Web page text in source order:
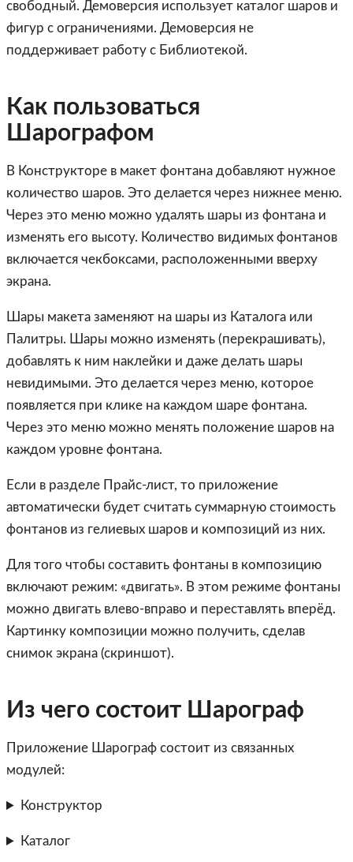
свободный. Демоверсия использует каталог шаров и
фигур с ограничениями. Демоверсия не
поддерживает работу с Библиотекой.
Как пользоваться
Шарографом
В Конструкторе в макет фонтана добавляют нужное
количество шаров. Это делается через нижнее меню.
Через это меню можно удалять шары из фонтана и
изменять его высоту. Количество видимых фонтанов
включается чекбоксами, расположенными вверху
экрана.
Шары макета заменяют на шары из Каталога или
Палитры. Шары можно изменять (перекрашивать),
добавлять к ним наклейки и даже делать шары
невидимыми. Это делается через меню, которое
появляется при клике на каждом шаре фонтана.
Через это меню можно менять положение шаров на
каждом уровне фонтана.
Если в разделе Прайс-лист, то приложение
автоматически будет считать суммарную стоимость
фонтанов из гелиевых шаров и композиций из них.
Для того чтобы составить фонтаны в композицию
включают режим: «двигать». В этом режиме фонтаны
можно двигать влево-вправо и переставлять вперёд.
Картинку композиции можно получить, сделав
снимок экрана (скриншот).
Из чего состоит Шарограф
Приложение Шарограф состоит из связанных
модулей:
Конструктор
Каталог